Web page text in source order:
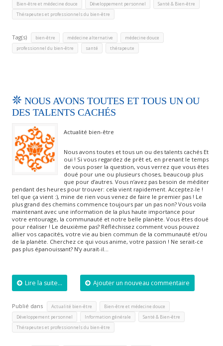
Bien-être et médecine douce Développement personnel Santé & Bien-être
Thérapeutes et professionnels du bien-être
Tag(s) bien-être médecine alternative médecine douce
professionnel du bien-être santé thérapeute
NOUS AVONS TOUTES ET TOUS UN OU
DES TALENTS CACHÉS
Actualité bien-être
Nous avons toutes et tous un ou des talents cachés Et
oui ! Si vous regardez de prêt et, en prenant le temps
de vous poser la question, vous verrez que vous êtes
doué pour une ou plusieurs choses, beaucoup plus
que pour d’autres. Vous n’avez pas besoin de méditer
pendant des heures pour trouver: cela vient rapidement. Acceptez-le !
tel que ça vient :), mine de rien vous venez de faire le premier pas ! Le
plus grand des chemins commence toujours par un pas non? Vous voila
maintenant avec une information de la plus haute importance pour
votre entourage, la communauté et notre belle planète. Vous êtes doué
pour réaliser ! Le deuxième pas? Réfléchissez comment vous pouvez
allier vos capacités, votre vie au bien commun de la communauté et/ou
de la planète. Cherchez ce qui vous anime, votre passion ! Ne serait-ce
pas plus épanouissant? N’y aurait-il…
Lire la suite... Ajouter un nouveau commentaire
Publié dans Actualité bien-être Bien-être et médecine douce
Développement personnel Information générale Santé & Bien-être
Thérapeutes et professionnels du bien-être